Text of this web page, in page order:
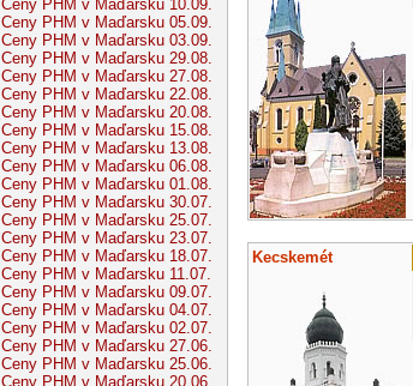
Ceny PHM v Maďarsku 10.09.
Ceny PHM v Maďarsku 05.09.
Ceny PHM v Maďarsku 03.09.
Ceny PHM v Maďarsku 29.08.
Ceny PHM v Maďarsku 27.08.
Ceny PHM v Maďarsku 22.08.
Ceny PHM v Maďarsku 20.08.
Ceny PHM v Maďarsku 15.08.
Ceny PHM v Maďarsku 13.08.
Ceny PHM v Maďarsku 06.08.
Ceny PHM v Maďarsku 01.08.
Ceny PHM v Maďarsku 30.07.
Ceny PHM v Maďarsku 25.07.
Ceny PHM v Maďarsku 23.07.
Ceny PHM v Maďarsku 18.07.
Ceny PHM v Maďarsku 11.07.
Ceny PHM v Maďarsku 09.07.
Ceny PHM v Maďarsku 04.07.
Ceny PHM v Maďarsku 02.07.
Ceny PHM v Maďarsku 27.06.
Ceny PHM v Maďarsku 25.06.
Ceny PHM v Maďarsku 20.06.
Kecskemét